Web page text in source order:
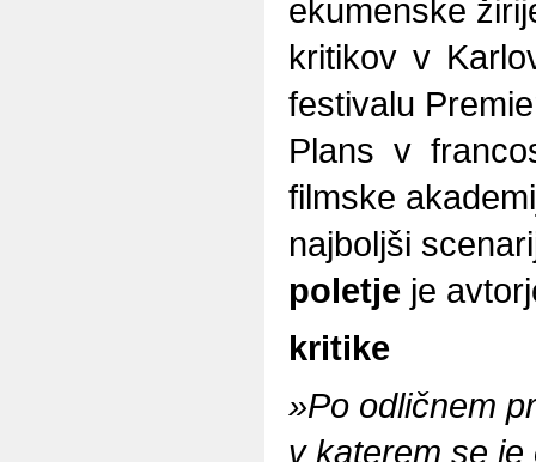
ekumenske
kritikov v
festivalu
Plans v
filmske
najboljši
poletje je
kritike
»Po odličnem
v katerem se